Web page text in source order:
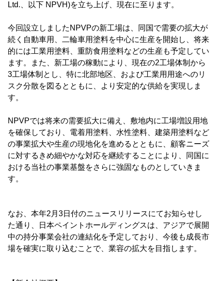
Ltd.、以下 NPVH)を立ち上げ、現在に至ります。
今回設立しましたNPVPの新工場は、同国で需要の拡大が
続く自動車用、二輪車用塗料を中心に生産を開始し、将来
的には工業用塗料、重防食用塗料などの生産も予定してい
ます。また、新工場の稼動により、現在の2工場体制から
3工場体制とし、特に北部地区、および工業用用途へのリ
スク分散を図るとともに、より安定的な供給を実現しま
す。
NPVPでは将来の需要拡大に備え、敷地内に工場増設用地
を確保しており、電着用塗料、水性塗料、建築用塗料など
の事業拡大や生産の現地化を進めるとともに、顧客ニーズ
に対するきめ細やかな対応を継続することにより、同国に
おける当社の事業基盤をさらに強固なものとしていきま
す。
なお、本年2月3日付のニュースリリースにてお知らせし
た通り、日本ペイントホールディングスは、アジアで展開
中の持分事業会社の連結化を予定しており、今後も成長市
場を確実に取り込むことで、業容の拡大を目指します。